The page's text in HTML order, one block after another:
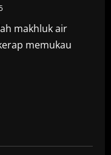
makhluk air
memukau